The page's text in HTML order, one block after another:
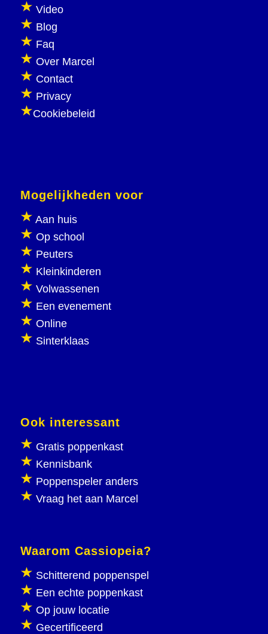
Video
Blog
Faq
Over Marcel
Contact
Privacy
Cookiebeleid
Mogelijkheden voor
Aan huis
Op school
Peuters
Kleinkinderen
Volwassenen
Een evenement
Online
Sinterklaas
Ook interessant
Gratis poppenkast
Kennisbank
Poppenspeler anders
Vraag het aan Marcel
Waarom Cassiopeia?
Schitterend poppenspel
Een echte poppenkast
Op jouw locatie
Gecertificeerd